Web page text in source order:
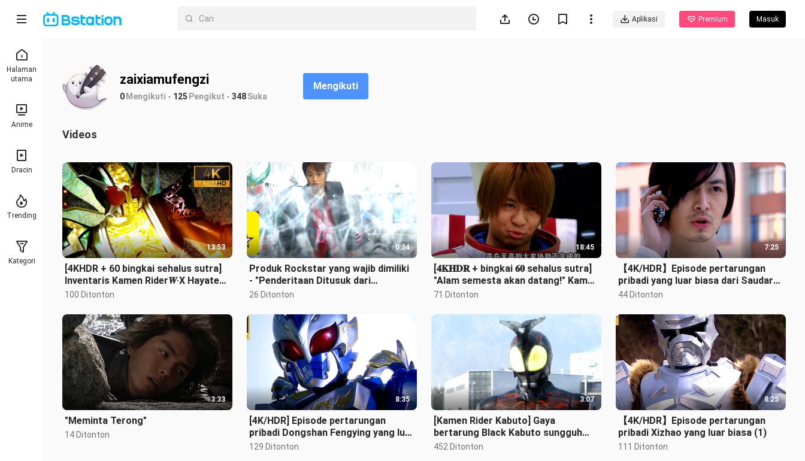
Aplikasi Premium Masuk
Halaman
utama
Anime
Dracin
Trending
Kategori
zaixiamufengzi
0Mengikuti 125 Pengikut 348Suka
Mengikuti
Videos
13:53
[4KHDR + 60 bingkai sehalus sutra]
Inventaris Kamen Rider𝑾·X Hayate
Ace Ultimate·Komandan akan
100 Ditonton
0:24
Produk Rockstar yang wajib dimiliki
- "Penderitaan Ditusuk dari
Belakang"
26 Ditonton
18:45
[𝟒𝐊𝐇𝐃𝐑 + bingkai 𝟔𝟎 sehalus sutra]
"Alam semesta akan datang!" Kamen
Rider Kamen Rider/𝐅𝐎𝐔𝐑𝐙𝐄· Genta
71 Ditonton
7:25
【4K/HDR】Episode pertarungan
pribadi yang luar biasa dari Saudara
Sanshui (1)
44 Ditonton
3:33
"Meminta Terong"
14 Ditonton
8:35
[4K/HDR] Episode pertarungan
pribadi Dongshan Fengying yang luar
biasa (1)
129 Ditonton
3:07
[Kamen Rider Kabuto] Gaya
bertarung Black Kabuto sungguh
menarik!
452 Ditonton
8:25
【4K/HDR】Episode pertarungan
pribadi Xizhao yang luar biasa (1)
111 Ditonton